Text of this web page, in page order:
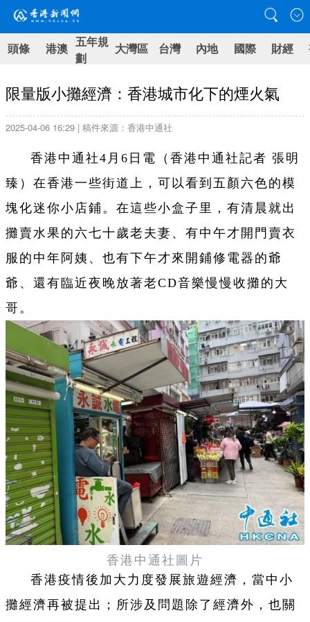
頭條 港澳 五年規
劃
大灣區 台灣 內地 國際 財經
限量版小攤經濟：香港城市化下的煙火氣
2025-04-06 16:29 | 稿件來源：香港中通社
香港中通社4月6日電（香港中通社記者 張明
臻）在香港一些街道上，可以看到五顏六色的模
塊化迷你小店鋪。在這些小盒子里，有清晨就出
攤賣水果的六七十歲老夫妻、有中午才開門賣衣
服的中年阿姨、也有下午才來開鋪修電器的爺
爺、還有臨近夜晚放著老CD音樂慢慢收攤的大
哥。
香港中通社圖片
香港疫情後加大力度發展旅遊經濟，當中小
攤經濟再被提出；所涉及問題除了經濟外，也關